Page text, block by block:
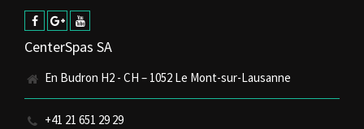
CenterSpas SA
En Budron H2 - CH – 1052 Le Mont-sur-Lausanne
+41 21 651 29 29